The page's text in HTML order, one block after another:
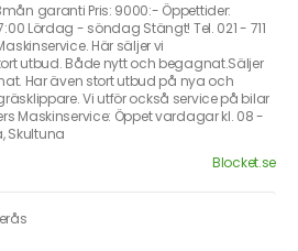
garanti Pris: 9000:- Öppettider:
Lördag - söndag Stängt! Tel. 021 - 711
Här säljer vi
utbud. Både nytt och begagnat.Säljer
Har även stort utbud på nya och
Vi utför också service på bilar
Maskinservice: Öppet vardagar kl. 08 -
Skultuna
Blocket.se